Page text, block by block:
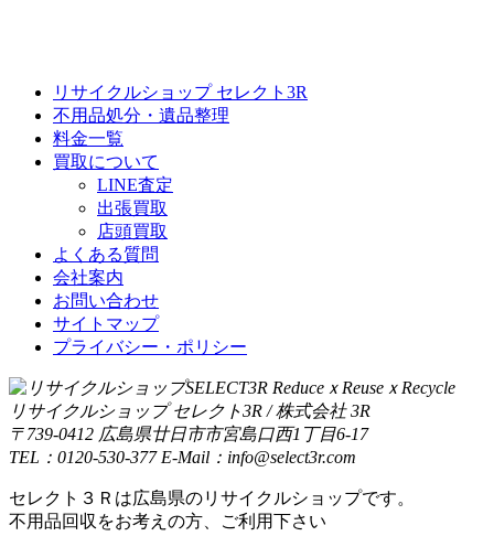
リサイクルショップ セレクト3R
不用品処分・遺品整理
料金一覧
買取について
LINE査定
出張買取
店頭買取
よくある質問
会社案内
お問い合わせ
サイトマップ
プライバシー・ポリシー
リサイクルショップ セレクト3R / 株式会社 3R
〒739-0412 広島県廿日市市宮島口西1丁目6-17
TEL：0120-530-377 E-Mail：info@select3r.com
セレクト３Ｒは広島県のリサイクルショップです。
不用品回収をお考えの方、ご利用下さい